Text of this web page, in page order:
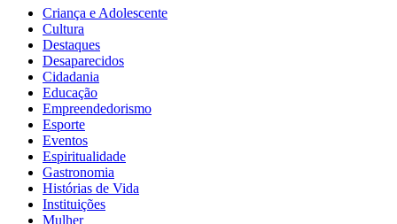
Criança e Adolescente
Cultura
Destaques
Desaparecidos
Cidadania
Educação
Empreendedorismo
Esporte
Eventos
Espiritualidade
Gastronomia
Histórias de Vida
Instituições
Mulher